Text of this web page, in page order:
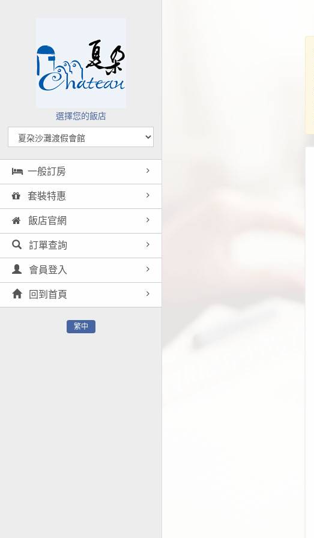
選擇您的飯店
一般訂房
套裝特惠
飯店官網
訂單查詢
會員登入
回到首頁
繁中